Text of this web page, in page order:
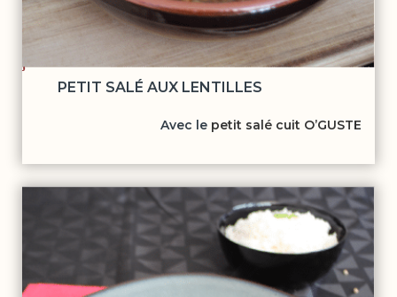
PETIT SALÉ AUX LENTILLES
Avec le petit salé cuit O’GUSTE